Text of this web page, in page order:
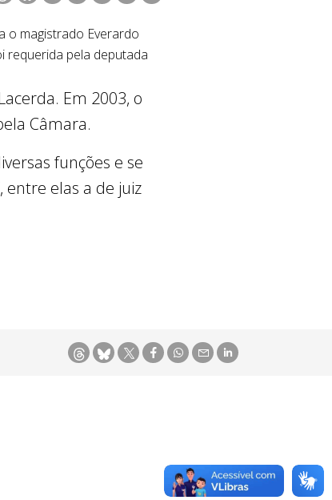
o magistrado Everardo
requerida pela deputada
Em 2003, o
Câmara.
funções e se
entre elas a de juiz